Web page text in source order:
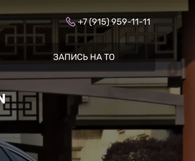
+7 (915) 959-11-11
ЗАПИСЬ НА ТО